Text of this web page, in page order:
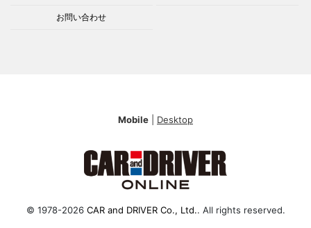
お問い合わせ
Mobile Desktop
© 1978-2026 CAR and DRIVER Co., Ltd.. All rights reserved.